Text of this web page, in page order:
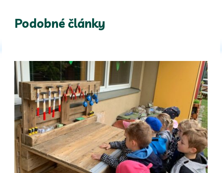
Podobné články